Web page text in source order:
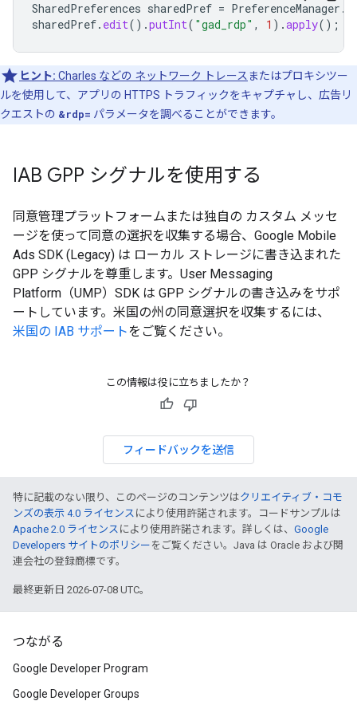
SharedPreferences sharedPref = PreferenceManager .
sharedPref. edit().putInt( "gad_rdp" , 1 ).apply();
ヒント: Charles などの ネットワーク トレース またはプロキシツー
ルを使用して、アプリの HTTPS トラフィックをキャプチャし、広告リ
クエストの &rdp= パラメータを調べることができます。
IAB GPP シグナルを使用する
同意管理プラットフォームまたは独自の カスタム メッセ
ージを使って同意の選択を収集する場合、 Google Mobile
Ads SDK (Legacy) は ローカル ストレージに書き込まれた
GPP シグナルを尊重します。User Messaging
Platform（UMP）SDK は GPP シグナルの書き込みをサポ
ートしています。米国の州の同意選択を収集するには、
米国の IAB サポートをご覧ください。
この情報は役に立ちましたか？
フィードバックを送信
特に記載のない限り、このページのコンテンツはクリエイティブ・コモ
ンズの表示 4.0 ライセンス により使用許諾されます。コードサンプルは
Apache 2.0 ライセンス により使用許諾されます。詳しくは、 Google
Developers サイトのポリシー をご覧ください。Java は Oracle および関
連会社の登録商標です。
最終更新日 2026-07-08 UTC。
つながる
Google Developer Program
Google Developer Groups